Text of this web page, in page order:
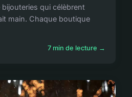
qui célèbrent
main. Chaque boutique
7 min de lecture →